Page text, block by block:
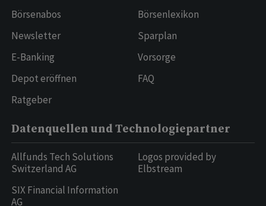
Börsenabos
Newsletter
E-Banking
Depot eröffnen
Ratgeber
Börsenlexikon
Sparplan
Vorsorge
FAQ
Datenquellen und Technologiepartner
Allfunds Tech Solutions
Switzerland AG
SIX Financial Information
AG
Logos provided by
Elbstream